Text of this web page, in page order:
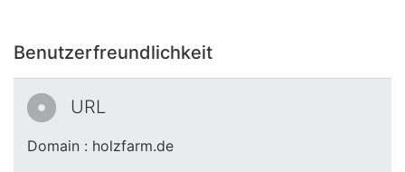
Benutzerfreundlichkeit
URL
Domain : holzfarm.de